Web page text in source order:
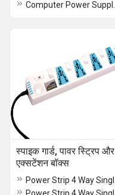
स्पाइक गार्ड, पावर स्ट्रिप और
एक्सटेंशन बॉक्स